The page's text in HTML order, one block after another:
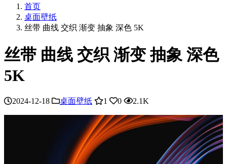
首页
桌面壁纸
丝带 曲线 交织 渐变 抽象 深色 5K
丝带 曲线 交织 渐变 抽象 深色
5K
2024-12-18 桌面壁纸 1 0 2.1K